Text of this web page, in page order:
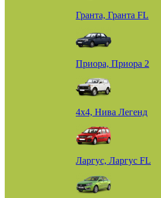
Гранта, Гранта FL
Приора, Приора 2
4х4, Нива Легенд
Ларгус, Ларгус FL